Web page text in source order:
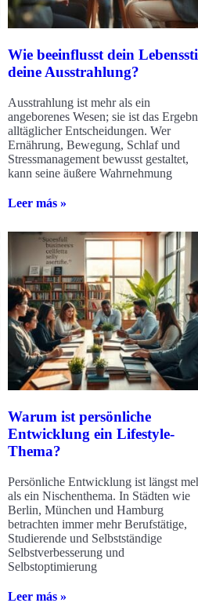
Wie beeinflusst dein
deine Ausstrahlung?
Ausstrahlung ist mehr als ein
angeborenes Wesen; sie ist das
alltäglicher Entscheidungen. Wer
Ernährung, Bewegung, Schlaf und
Stressmanagement bewusst gestaltet,
kann seine äußere Wahrnehmung
Leer más »
Warum ist persönliche
Entwicklung ein Lifestyle-
Thema?
Persönliche Entwicklung ist längst
als ein Nischenthema. In Städten wie
Berlin, München und Hamburg
betrachten immer mehr Berufstätige,
Studierende und Selbstständige
Selbstverbesserung und
Selbstoptimierung
Leer más »